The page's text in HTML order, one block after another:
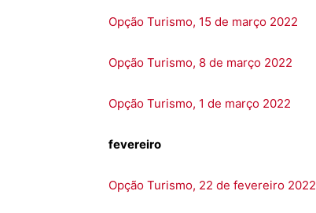
Opção Turismo, 15 de março 2022
Opção Turismo, 8 de março 2022
Opção Turismo, 1 de março 2022
fevereiro
Opção Turismo, 22 de fevereiro 2022